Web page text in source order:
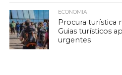
ECONOMIA
Procura turística
Guias turísticos
urgentes